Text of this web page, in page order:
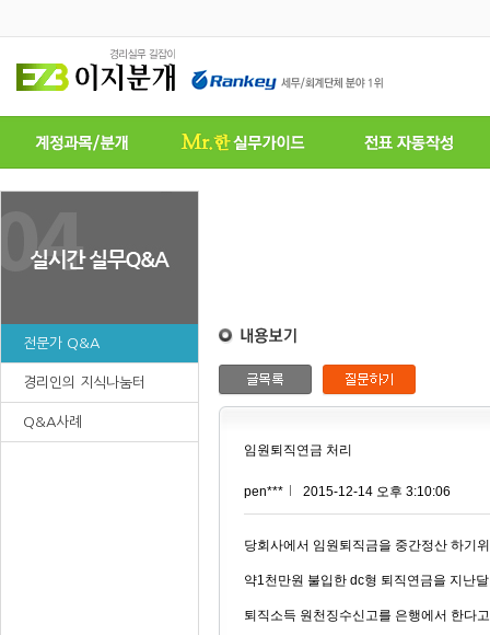
전문가 Q&A
경리인의 지식나눔터
Q&A사례
임원퇴직연금 처리
pen*** 2015-12-14 오후 3:10:06
당회사에서 임원퇴직금을 중간정산 하기
약1천만원 불입한 dc형 퇴직연금을 지난
퇴직소득 원천징수신고를 은행에서 한다